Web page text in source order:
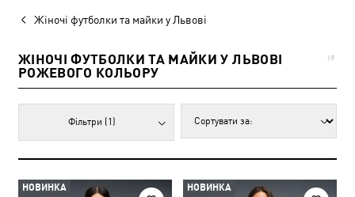
Жіночі футболки та майки у Львові
ЖІНОЧІ ФУТБОЛКИ ТА МАЙКИ У ЛЬВОВІ
РОЖЕВОГО КОЛЬОРУ
19
Фільтри (1)
НОВИНКА НОВИНКА